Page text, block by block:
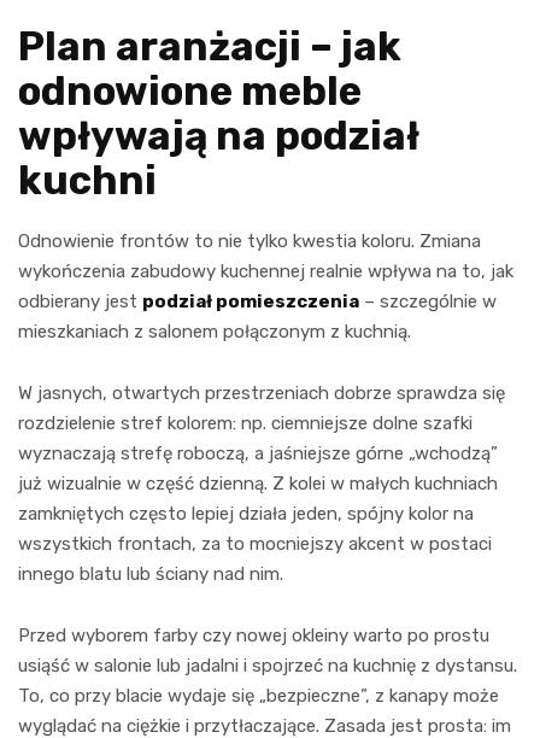
Plan aranżacji – jak
odnowione meble
wpływają na podział
kuchni
Odnowienie frontów to nie tylko kwestia koloru. Zmiana
wykończenia zabudowy kuchennej realnie wpływa na to, jak
odbierany jest podział pomieszczenia – szczególnie w
mieszkaniach z salonem połączonym z kuchnią.
W jasnych, otwartych przestrzeniach dobrze sprawdza się
rozdzielenie stref kolorem: np. ciemniejsze dolne szafki
wyznaczają strefę roboczą, a jaśniejsze górne „wchodzą”
już wizualnie w część dzienną. Z kolei w małych kuchniach
zamkniętych często lepiej działa jeden, spójny kolor na
wszystkich frontach, za to mocniejszy akcent w postaci
innego blatu lub ściany nad nim.
Przed wyborem farby czy nowej okleiny warto po prostu
usiąść w salonie lub jadalni i spojrzeć na kuchnię z dystansu.
To, co przy blacie wydaje się „bezpieczne”, z kanapy może
wyglądać na ciężkie i przytłaczające. Zasada jest prosta: im